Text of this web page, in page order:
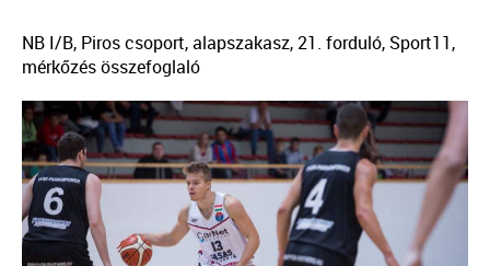
NB I/B, Piros csoport, alapszakasz, 21. forduló, Sport11,
mérkőzés összefoglaló